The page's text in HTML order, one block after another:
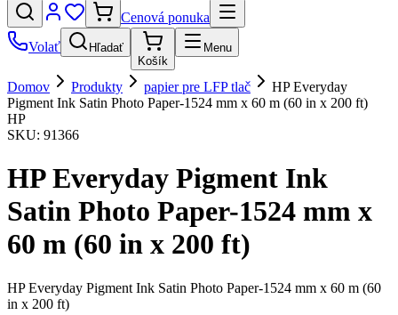
Cenová ponuka
Volať
Hľadať
Košík
Menu
Domov Produkty papier pre LFP tlač
HP Everyday
Pigment Ink Satin Photo Paper-1524 mm x 60 m (60 in x 200 ft)
HP
SKU: 91366
HP Everyday Pigment Ink
Satin Photo Paper-1524 mm x
60 m (60 in x 200 ft)
HP Everyday Pigment Ink Satin Photo Paper-1524 mm x 60 m (60
in x 200 ft)